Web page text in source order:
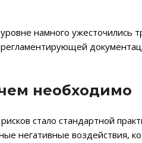
намного ужесточились
необходимо
стало стандартной
негативные воздействия,